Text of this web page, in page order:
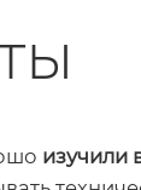
изучили